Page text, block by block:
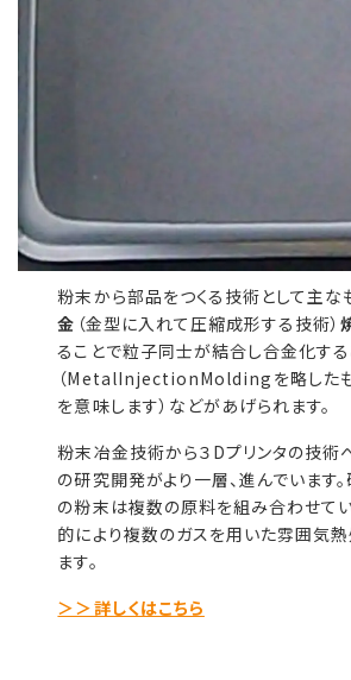
粉末から部品をつくる技術として主な
金 （金型に入れて圧縮成形する技術）
ることで粒子同士が結合し合金化する
（MetalInjectionMoldingを略した
を意味します）などがあげられます。
粉末冶金技術から３Dプリンタの技術
の研究開発がより一層、進んでいます
の粉末は複数の原料を組み合わせて
的により複数のガスを用いた雰囲気
ます。
＞＞詳しくはこちら